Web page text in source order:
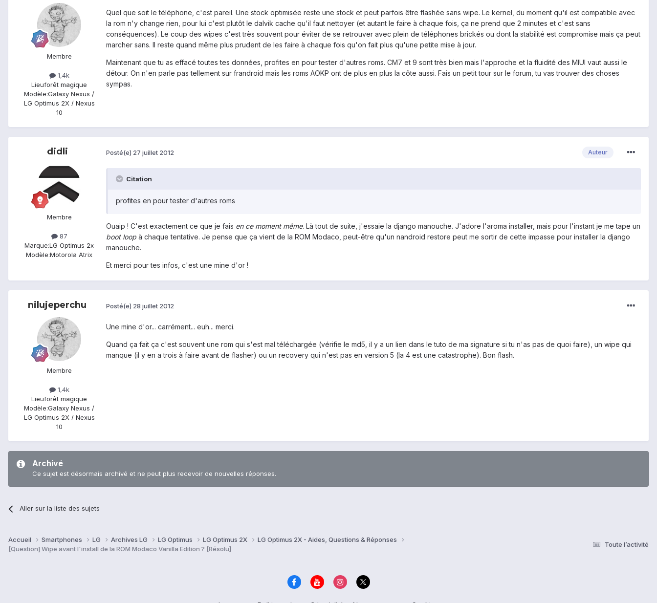
Membre
1,4k
Lieuforêt magique
Modèle:Galaxy Nexus /
LG Optimus 2X / Nexus
10
Quel que soit le téléphone, c'est pareil. Une stock optimisée reste une stock et peut parfois être flashée sans wipe. Le kernel, du moment qu'il est compatible avec
la rom n'y change rien, pour lui c'est plutôt le dalvik cache qu'il faut nettoyer (et autant le faire à chaque fois, ça ne prend que 2 minutes et c'est sans
conséquences). Le coup des wipes c'est très souvent pour éviter de se retrouver avec plein de téléphones brickés ou dont la stabilité est compromise mais ça peut
marcher sans. Il reste quand même plus prudent de les faire à chaque fois qu'on fait plus qu'une petite mise à jour.
Maintenant que tu as effacé toutes tes données, profites en pour tester d'autres roms. CM7 et 9 sont très bien mais l'approche et la fluidité des MIUI vaut aussi le
détour. On n'en parle pas tellement sur frandroid mais les roms AOKP ont de plus en plus la côte aussi. Fais un petit tour sur le forum, tu vas trouver des choses
sympas.
didli
Membre
87
Marque:LG Optimus 2x
Modèle:Motorola Atrix
Auteur
Posté(e) 27 juillet 2012
Citation
profites en pour tester d'autres roms
Ouaip ! C'est exactement ce que je fais en ce moment même. Là tout de suite, j'essaie la django manouche. J'adore l'aroma installer, mais pour l'instant je me tape un
boot loop à chaque tentative. Je pense que ça vient de la ROM Modaco, peut-être qu'un nandroid restore peut me sortir de cette impasse pour installer la django
manouche.
Et merci pour tes infos, c'est une mine d'or !
nilujeperchu
Membre
1,4k
Lieuforêt magique
Modèle:Galaxy Nexus /
LG Optimus 2X / Nexus
10
Posté(e) 28 juillet 2012
Une mine d'or... carrément... euh... merci.
Quand ça fait ça c'est souvent une rom qui s'est mal téléchargée (vérifie le md5, il y a un lien dans le tuto de ma signature si tu n'as pas de quoi faire), un wipe qui
manque (il y en a trois à faire avant de flasher) ou un recovery qui n'est pas en version 5 (la 4 est une catastrophe). Bon flash.
Archivé
Ce sujet est désormais archivé et ne peut plus recevoir de nouvelles réponses.
Aller sur la liste des sujets
Toute l’activité
Accueil Smartphones LG Archives LG LG Optimus LG Optimus 2X
LG Optimus 2X - Aides, Questions & Réponses
[Question] Wipe avant l'install de la ROM Modaco Vanilla Edition ? [Résolu]